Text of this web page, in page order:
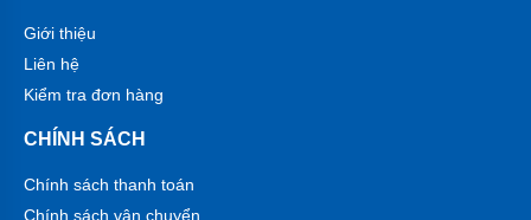
bơm
giếng
khoan
lưu
Giới thiệu
Liên hệ
Kiểm tra đơn hàng
CHÍNH SÁCH
Chính sách thanh toán
Chính sách vận chuyển